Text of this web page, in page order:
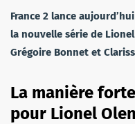
France 2 lance
la nouvelle série de
Grégoire Bonnet et
La manière
pour Lionel